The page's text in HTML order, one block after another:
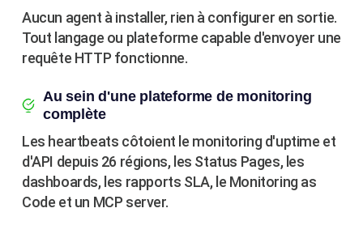
Aucun agent à installer, rien à configurer en sortie.
Tout langage ou plateforme capable d'envoyer une
requête HTTP fonctionne.
Au sein d'une plateforme de monitoring
complète
Les heartbeats côtoient le monitoring d'uptime et
d'API depuis 26 régions, les Status Pages, les
dashboards, les rapports SLA, le Monitoring as
Code et un MCP server.